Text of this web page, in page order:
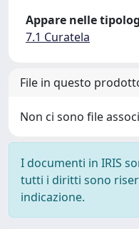
Appare nelle
7.1 Curatela
File in questo
Non ci sono file
I documenti in IRIS
tutti i diritti sono
indicazione.